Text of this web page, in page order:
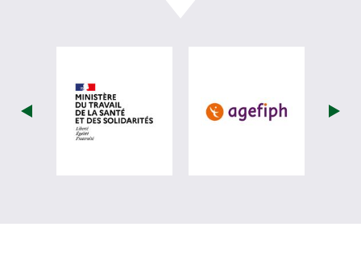
visiter les site de Ministère du travail
visiter les